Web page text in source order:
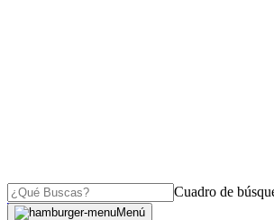
Cuadro de
Menú
OJO